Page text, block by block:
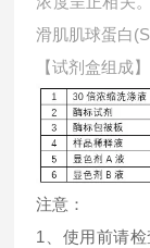
滑肌肌球蛋白
【试剂盒组成】
注意：
1、使用前请